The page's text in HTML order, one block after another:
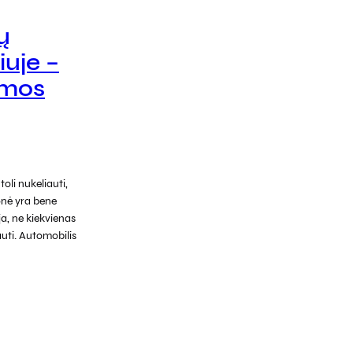
–
nukeliauti,
yra bene
ne kiekvienas
Automobilis